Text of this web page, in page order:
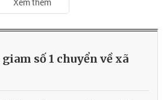
số 1 chuyển về xã